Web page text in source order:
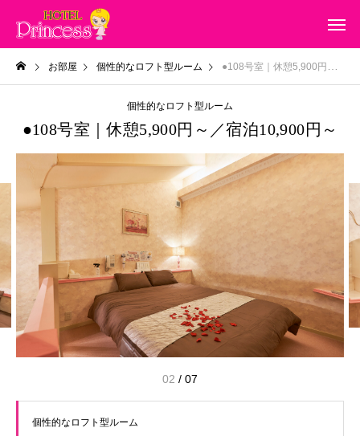
お部屋 個性的なロフト型ルーム ●108号室｜休憩5,900円～／宿泊10,900円～
個性的なロフト型ルーム
●108号室｜休憩5,900円～／宿泊10,900円～
02 / 07
個性的なロフト型ルーム